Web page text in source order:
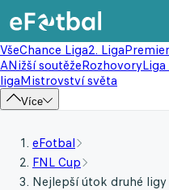
VšeChance Liga2. Liga
ANižší soutěžeRozhovory
ligaMistrovství světa
Více
eFotbal
FNL Cup
Nejlepší útok druhé